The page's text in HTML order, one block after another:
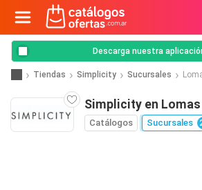
Descarga nuestra
Tiendas Simplicity Sucursales
Simplicity en
Catálogos Sucursales